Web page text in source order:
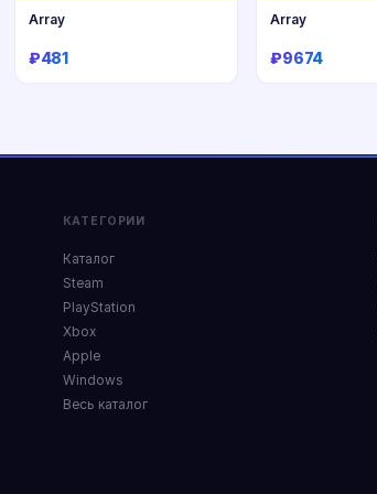
Array
₽481
Array
₽9674
КАТЕГОРИИ
Каталог
Steam
PlayStation
Xbox
Apple
Windows
Весь каталог